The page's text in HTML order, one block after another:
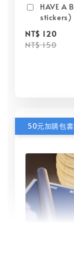
HAVE A
stickers)
NT$ 120
NT$ 150
50元加購包